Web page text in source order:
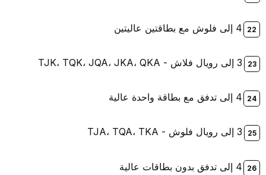
4 إلى فلوش مع بطاقتين عاليتين
3 إلى رويال فلاش - TJK، TQK، JQA، JKA، QKA
4 إلى تدفق مع بطاقة واحدة عالية
4 إلى تدفق بدون بطاقات عالية